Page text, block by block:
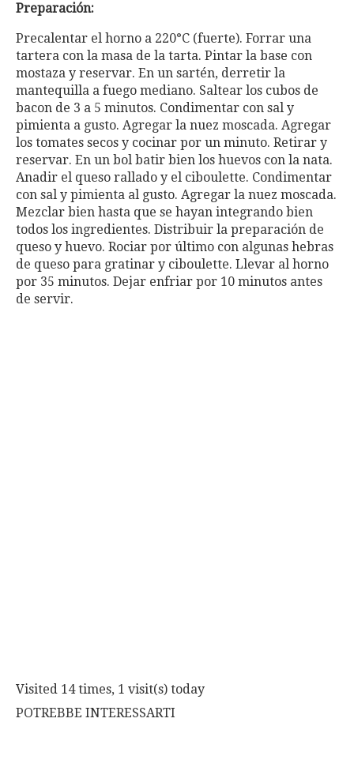
Preparación:
Precalentar el horno a 220°C (fuerte). Forrar una
tartera con la masa de la tarta. Pintar la base con
mostaza y reservar. En un sartén, derretir la
mantequilla a fuego mediano. Saltear los cubos de
bacon de 3 a 5 minutos. Condimentar con sal y
pimienta a gusto. Agregar la nuez moscada. Agregar
los tomates secos y cocinar por un minuto. Retirar y
reservar. En un bol batir bien los huevos con la nata.
Anadir el queso rallado y el ciboulette. Condimentar
con sal y pimienta al gusto. Agregar la nuez moscada.
Mezclar bien hasta que se hayan integrando bien
todos los ingredientes. Distribuir la preparación de
queso y huevo. Rociar por último con algunas hebras
de queso para gratinar y ciboulette. Llevar al horno
por 35 minutos. Dejar enfriar por 10 minutos antes
de servir.
Visited 14 times, 1 visit(s) today
POTREBBE INTERESSARTI